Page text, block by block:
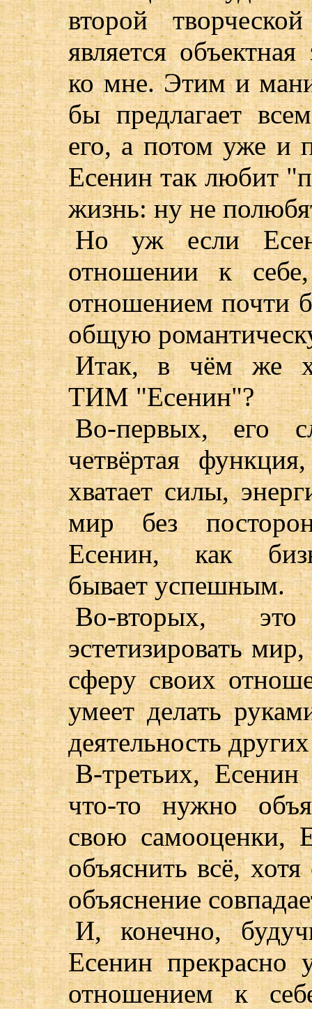
второй
является
ко мне. Этим и
бы предлагает
его, а потом уже и
Есенин так любит
жизнь: ну не
Но уж если
отношении к
отношением почти
общую
Итак, в чём же
ТИМ "Есенин"?
Во-первых, его
четвёртая
хватает силы,
мир без
Есенин, как
бывает успешным.
Во-вторых,
эстетизировать
сферу своих
умеет делать
деятельность
В-третьих,
что-то нужно
свою самооценки,
объяснить всё,
объяснение
И, конечно,
Есенин прекрасно
отношением к